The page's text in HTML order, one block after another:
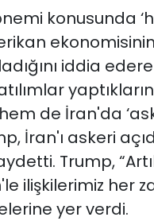
konusunda
iddia
de İran'da
İran'ı askeri
Trump,
ilişkilerimiz her
yer verdi.